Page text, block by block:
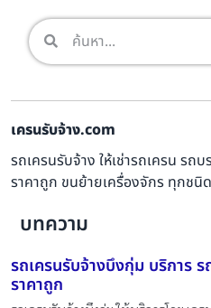
เครนรับจ้าง.com
รถเครนรับจ้าง ให้เช่ารถเครน รถ
ราคาถูก ขนย้ายเครื่องจักร ทุกชนิด
บทความ
รถเครนรับจ้างบึงกุ่ม บริการ
ราคาถูก